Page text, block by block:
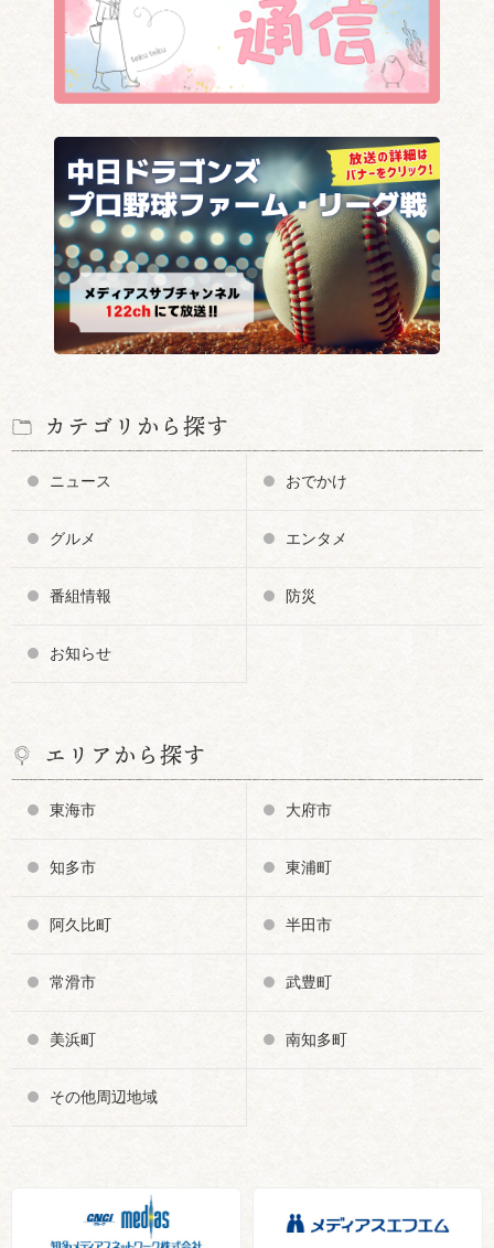
カテゴリから探す
ニュース おでかけ
グルメ エンタメ
番組情報 防災
お知らせ
エリアから探す
東海市 大府市
知多市 東浦町
阿久比町 半田市
常滑市 武豊町
美浜町 南知多町
その他周辺地域